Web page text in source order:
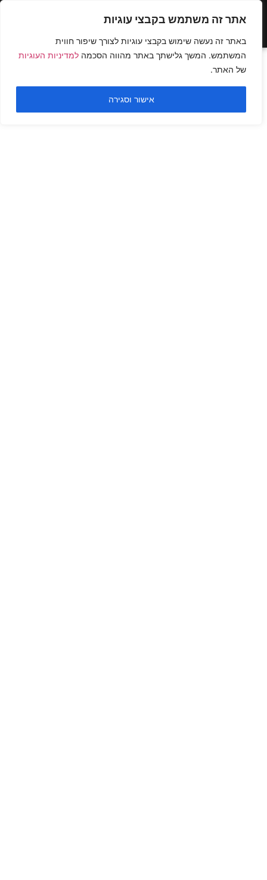
אתר זה משתמש בקבצי עוגיות
באתר זה נעשה שימוש בקבצי עוגיות לצורך שיפור חווית
המשתמש. המשך גלישתך באתר מהווה הסכמה למדיניות העוגיות
של האתר.
אישור וסגירה